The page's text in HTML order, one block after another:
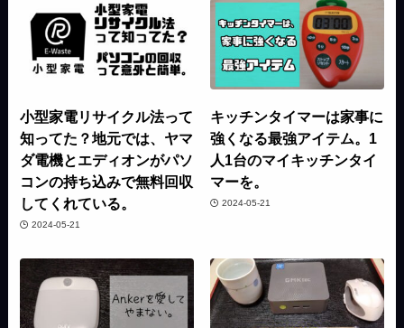
小型家電リサイクル法って
知ってた？地元では、ヤマ
ダ電機とエディオンがパソ
コンの持ち込みで無料回収
してくれている。
2024-05-21
キッチンタイマーは家事に
強くなる最強アイテム。1
人1台のマイキッチンタイ
マーを。
2024-05-21